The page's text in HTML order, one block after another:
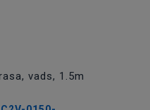
vads, 1.5m